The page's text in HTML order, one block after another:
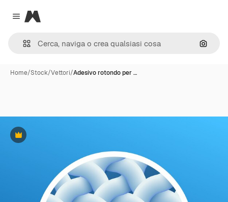
Close menu
Magnific
Cerca
Home/Stock/Vettori/Adesivo rotondo per …
Premium